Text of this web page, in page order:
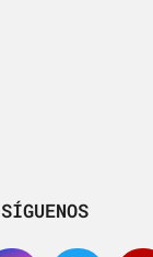
SÍGUENOS